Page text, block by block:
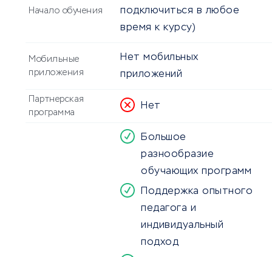
Начало обучения
подключиться в любое
время к курсу)
Мобильные
приложения
Нет мобильных
приложений
Партнерская
программа
Нет
Большое
разнообразие
обучающих программ
Поддержка опытного
педагога и
индивидуальный
подход